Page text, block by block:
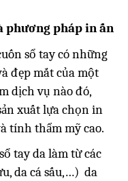
phương pháp in ấn
sổ tay có những
đẹp mắt của một
dịch vụ nào đó,
xuất lựa chọn in
tính thẩm mỹ cao.
tay da làm từ các
da cá sấu,…) da